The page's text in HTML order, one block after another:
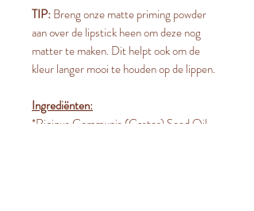
TIP: Breng onze matte priming powder
aan over de lipstick heen om deze nog
matter te maken. Dit helpt ook om de
kleur langer mooi te houden op de lippen.
Ingrediënten:
*Ricinus Communis (Castor) Seed Oil,